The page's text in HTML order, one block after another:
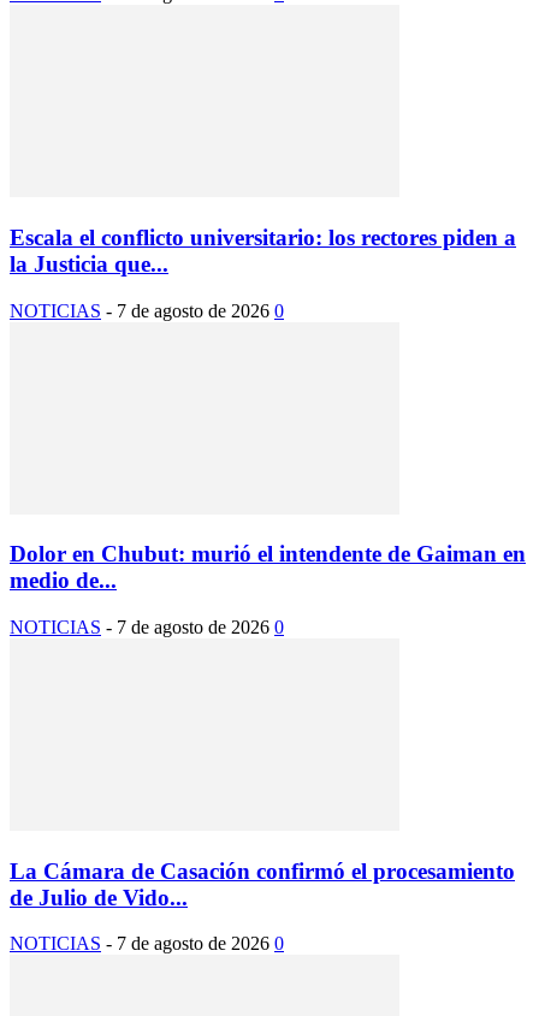
Escala el conflicto universitario: los rectores piden a
la Justicia que...
NOTICIAS - 7 de agosto de 2026 0
Dolor en Chubut: murió el intendente de Gaiman en
medio de...
NOTICIAS - 7 de agosto de 2026 0
La Cámara de Casación confirmó el procesamiento
de Julio de Vido...
NOTICIAS - 7 de agosto de 2026 0